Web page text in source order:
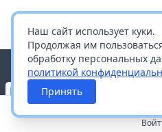
Наш сайт использует куки.
Продолжая им
обработку персональных
политикой
Принять